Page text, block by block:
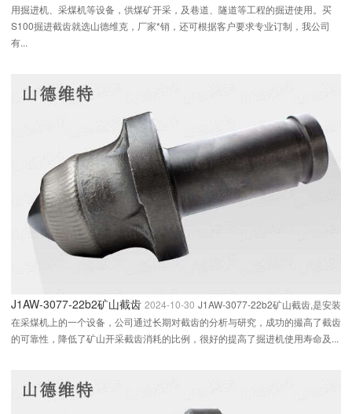
用掘进机、采煤机等设备，供煤矿开采，及巷道、隧道等工程的掘进使用。买
S100掘进截齿就选山德维克，厂家*销，还可根据客户要求专业订制，我公司
有...
J1AW-3077-22b2矿山截齿 2024-10-30 J1AW-3077-22b2矿山截齿,是安装
在采煤机上的一个设备，公司通过长期对截齿的分析与研究，成功的撮高了截齿
的可靠性，降低了矿山开采截齿消耗的比例，很好的提高了掘进机使用寿命及...